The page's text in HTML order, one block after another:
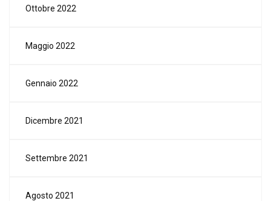
Ottobre 2022
Maggio 2022
Gennaio 2022
Dicembre 2021
Settembre 2021
Agosto 2021